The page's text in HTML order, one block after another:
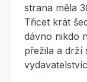
strana měla
Třicet krát
dávno nikdo
přežila a drží